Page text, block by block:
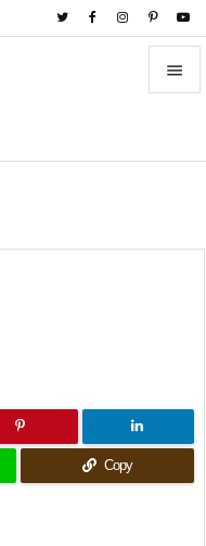

前へ
Copy